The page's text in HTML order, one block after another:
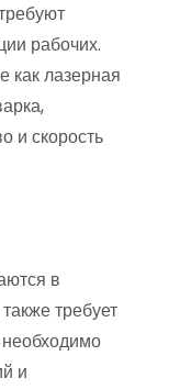
рабочих.
как лазерная
и скорость
в
требует
и